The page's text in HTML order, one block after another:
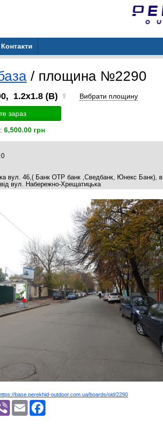
Контакти
/ площина №2290
1.2x1.8 (B) Вибрати площину
зараз
6,500.00 грн
0
вул. 46,( Банк OTP банк ,Сведбанк, Юнекс Банк), в
вул. Набережно-Хрещатицька
base.perekhid-outdoor.com.ua/boards/oid/2290
Viber Email